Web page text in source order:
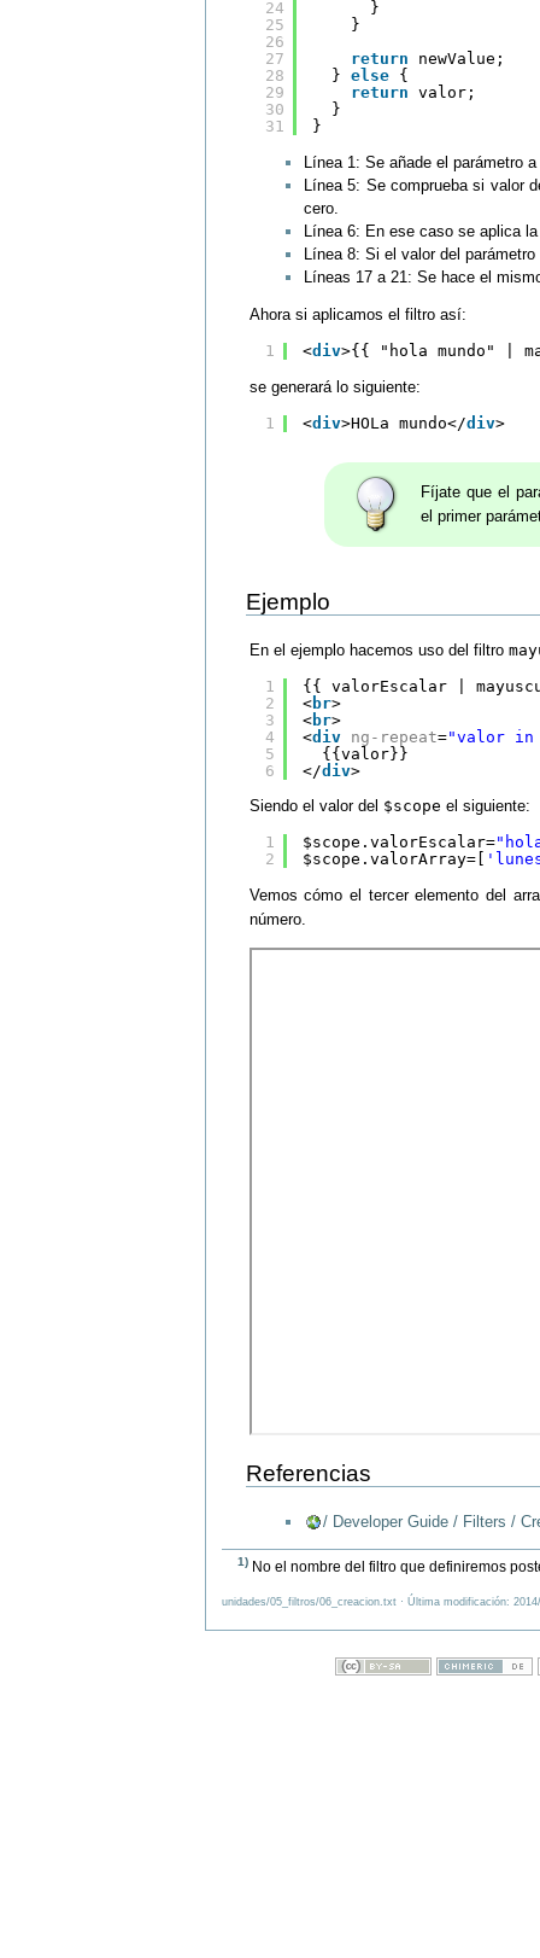
24
25
26
27
28
29
30
31
}
}
return
newValue;
} else
{
return valor;
}
}
Línea 1: Se añade el parámetro
Línea 5: Se comprueba si valor
cero.
Línea 6: En ese caso se aplica
Línea 8: Si el valor del
Líneas 17 a 21: Se hace el
Ahora si aplicamos el filtro así:
1
<div>{{ "hola mundo" |
se generará lo siguiente:
1
<div>HOLa mundo</div>
Fíjate que el
el primer
Ejemplo
En el ejemplo hacemos uso del filtro
1
2
3
4
5
6
{{ valorEscalar |
<br>
<br>
<div ng-repeat="valor in
{{valor}}
</div>
Siendo el valor del $scope el siguiente:
1
2
$scope.valorEscalar=
$scope.valorArray=[
Vemos cómo el tercer elemento del
número.
Referencias
/ Developer Guide / Filters /
1)No el nombre del filtro que definiremos
unidades/05_filtros/06_creacion.txt · Última modificación: